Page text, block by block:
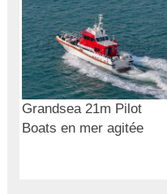
Grandsea 21m Pilot
Boats en mer agitée